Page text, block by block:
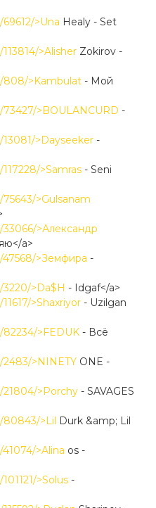
>Una Healy - Set
>Alisher Zokirov -
808/>Kambulat - Мой
>BOULANCURD -
>Dayseeker -
>Samras - Seni
>Gulsanam
>Александр
a>
>Земфира -
>Da$H - Idgaf</a>
>Shaxriyor - Uzilgan
>FEDUK - Всё
>NINETY ONE -
>Porchy - SAVAGES
80843/>Lil Durk &amp; Lil
>Alina os -
>Solus -